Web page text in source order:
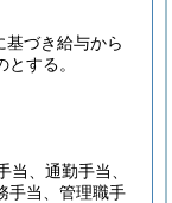
づき給与から
とする。
、通勤手当、
手当、管理職手